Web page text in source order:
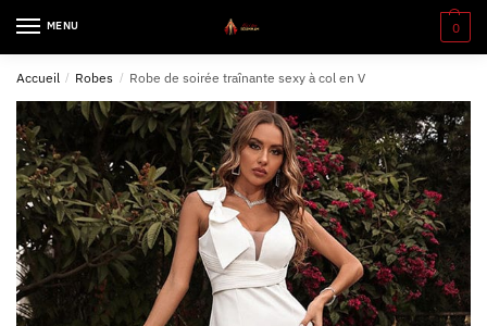
MENU 0
Accueil / Robes / Robe de soirée traînante sexy à col en V